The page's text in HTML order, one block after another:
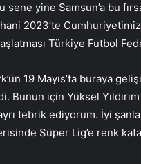
sene yine Samsun’a bu
2023’te
Türkiye Futbol
19 Mayıs’ta buraya
Bunun için Yüksel
ayrı tebrik ediyorum. İyi
Süper Lig’e renk